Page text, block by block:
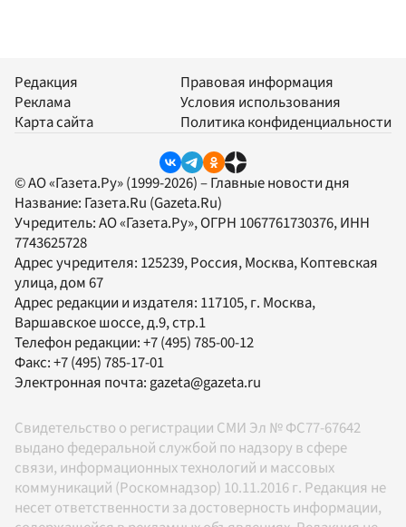
Редакция
Реклама
Карта сайта
Правовая информация
Условия использования
Политика конфиденциальности
© АО «Газета.Ру» (1999-2026) – Главные новости дня
Название: Газета.Ru (Gazeta.Ru)
Учредитель:АО «Газета.Ру», ОГРН 1067761730376, ИНН
7743625728
Адрес учредителя: 125239, Россия, Москва, Коптевская
улица, дом 67
Адрес редакции и издателя: 117105, г. Москва,
Варшавское шоссе, д.9, стр.1
Телефон редакции:+7 (495) 785-00-12
Факс:+7 (495) 785-17-01
Электронная почта: gazeta@gazeta.ru
Свидетельство о регистрации СМИ Эл № ФС77-67642
выдано федеральной службой по надзору в сфере
связи, информационных технологий и массовых
коммуникаций (Роскомнадзор) 10.11.2016 г. Редакция не
несет ответственности за достоверность информации,